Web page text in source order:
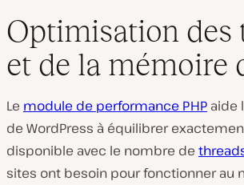
Optimisation des
et de la mémoire
Le module de performance PHP aide
de WordPress à équilibrer
disponible avec le nombre de
sites ont besoin pour fonctionner au